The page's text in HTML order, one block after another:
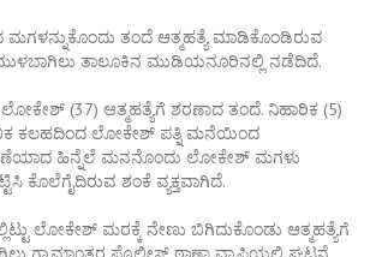
ತಂದೆ ಆತ್ಮಹತ್ಯೆ ಮಾಡಿಕೊಂಡಿರುವ
ತಾಲೂಕಿನ ಮುಡಿಯನೂರಿನಲ್ಲಿ ನಡೆದಿದೆ.
(37) ಆತ್ಮಹತ್ಯೆಗೆ ಶರಣಾದ ತಂದೆ. ನಿಹಾರಿಕ (5)
ಕಲಹದಿಂದ ಲೋಕೇಶ್ ಪತ್ನಿ ಮನೆಯಿಂದ
ಕಾಣೆಯಾದ ಹಿನ್ನೆಲೆ ಮನನೊಂದು ಲೋಕೇಶ್ ಮಗಳು
ಕೊಲೆಗೈದಿರುವ ಶಂಕೆ ವ್ಯಕ್ತವಾಗಿದೆ.
ಲೋಕೇಶ್ ಮರಕ್ಕೆ ನೇಣು ಬಿಗಿದುಕೊಂಡು ಆತ್ಮಹತ್ಯೆಗೆ